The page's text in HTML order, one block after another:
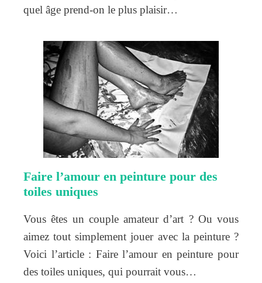
quel âge prend-on le plus plaisir…
Faire l’amour en peinture pour des
toiles uniques
Vous êtes un couple amateur d’art ? Ou vous
aimez tout simplement jouer avec la peinture ?
Voici l’article : Faire l’amour en peinture pour
des toiles uniques, qui pourrait vous…